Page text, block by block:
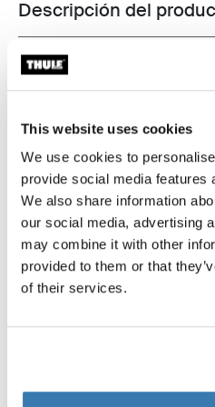
This website uses cookies
We use cookies to
provide social media features
We also share information
our social media, advertising
may combine it with other
provided to them or that
of their services.
Toggle
Descripción del
Todas las características
Toggle guides and
Instrucciones
Probados al límite
En el Thule Test Center™
extremas. Nuestros
la forma más segura y firme
contamos algunas de las